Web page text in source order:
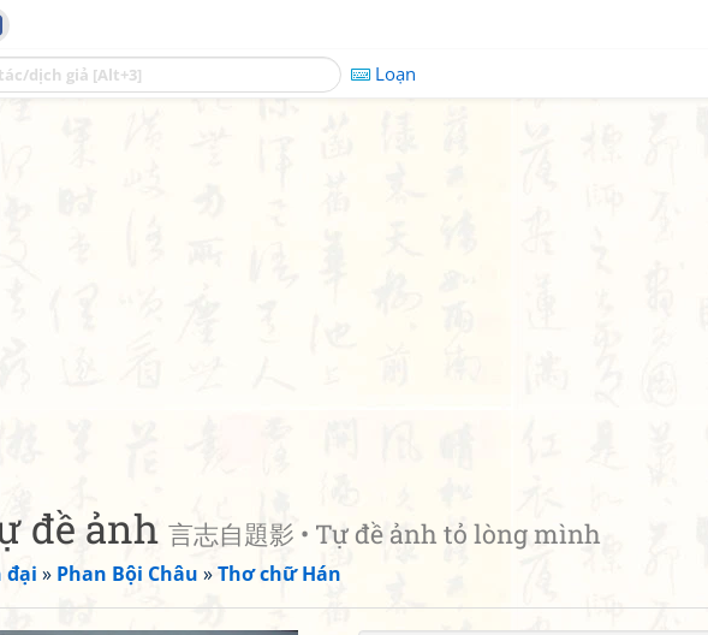
Loạn
đề ảnh 言志自題影 • Tự đề ảnh tỏ lòng mình
đại » Phan Bội Châu »Thơ chữ Hán